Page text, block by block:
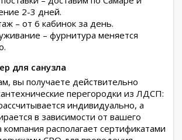
2-3 дней.
– от 6 кабинок за день.
– фурнитура меняется
для санузла
вы получаете действительно
перегородки из ЛДСП:
индивидуально, а
в зависимости от вашего
располагает сертификатами